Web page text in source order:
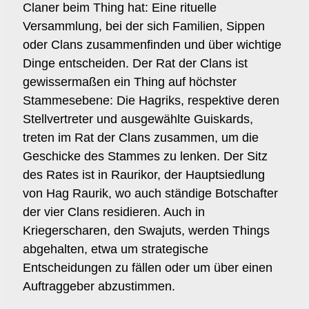
Claner beim Thing hat: Eine rituelle
Versammlung, bei der sich Familien, Sippen
oder Clans zusammenfinden und über wichtige
Dinge entscheiden. Der Rat der Clans ist
gewissermaßen ein Thing auf höchster
Stammesebene: Die Hagriks, respektive deren
Stellvertreter und ausgewählte Guiskards,
treten im Rat der Clans zusammen, um die
Geschicke des Stammes zu lenken. Der Sitz
des Rates ist in Raurikor, der Hauptsiedlung
von Hag Raurik, wo auch ständige Botschafter
der vier Clans residieren. Auch in
Kriegerscharen, den Swajuts, werden Things
abgehalten, etwa um strategische
Entscheidungen zu fällen oder um über einen
Auftraggeber abzustimmen.